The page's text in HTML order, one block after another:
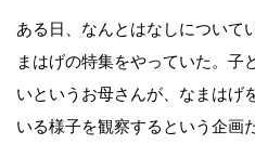
ある日、なんとはなしについて
まはげの特集をやっていた。子
いというお母さんが、なまはげ
いる様子を観察するという企画